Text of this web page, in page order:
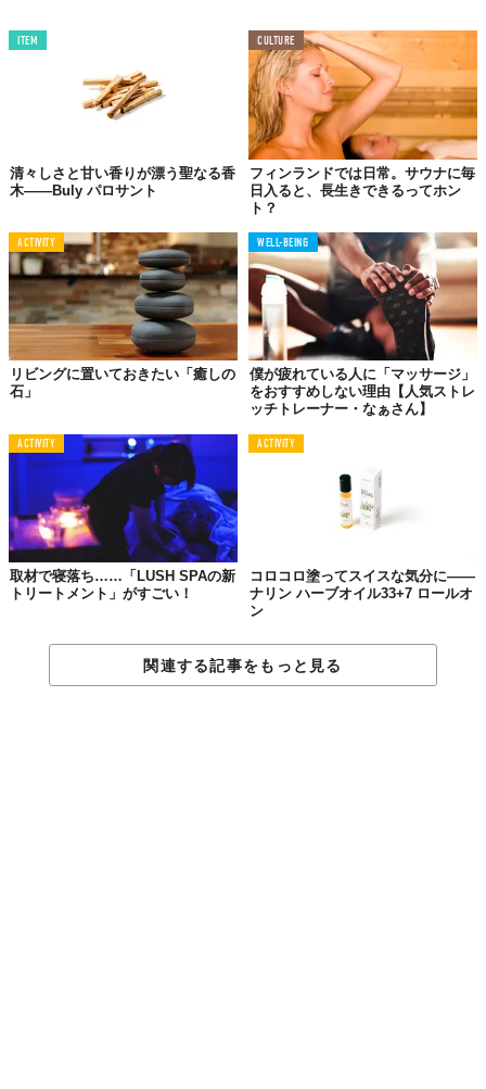
ITEM
清々しさと甘い香りが漂う聖なる香
木――Buly パロサント
CULTURE
フィンランドでは日常。サウナに毎
日入ると、長生きできるってホン
ト？
ACTIVITY
リビングに置いておきたい「癒しの
石」
WELL-BEING
僕が疲れている人に「マッサージ」
をおすすめしない理由【人気ストレ
ッチトレーナー・なぁさん】
ACTIVITY
取材で寝落ち……「LUSH SPAの新
トリートメント」がすごい！
ACTIVITY
コロコロ塗ってスイスな気分に――
ナリン ハーブオイル33+7 ロールオ
ン
関連する記事をもっと見る